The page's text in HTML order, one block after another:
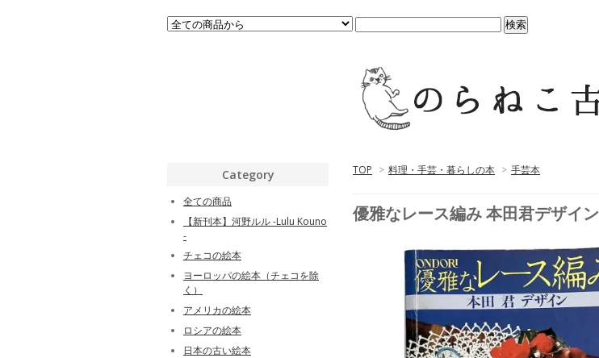
TOP > 料理・手芸・暮らしの本 > 手芸本
優雅なレース編み 本田君デザイン
Category
全ての商品
【新刊本】河野ルル -Lulu Kouno
-
チェコの絵本
ヨーロッパの絵本（チェコを除
く）
アメリカの絵本
ロシアの絵本
日本の古い絵本